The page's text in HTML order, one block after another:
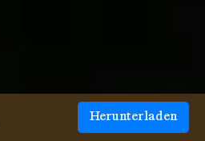
Herunterladen